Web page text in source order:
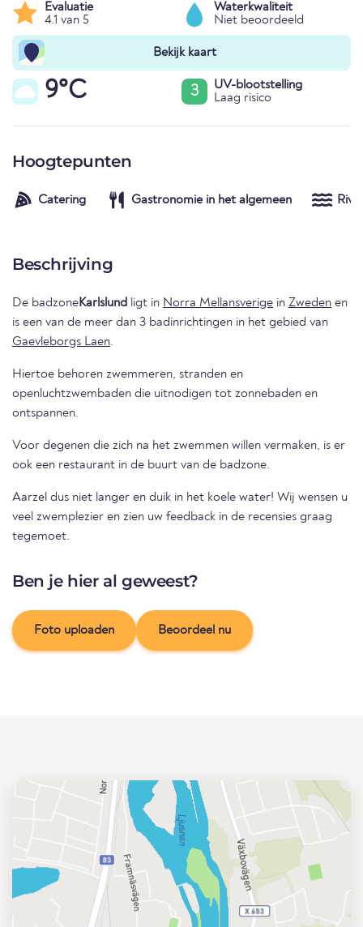
Evaluatie
4.1 van 5
Waterkwaliteit
Niet beoordeeld
Bekijk kaart
9°C 3
UV-blootstelling
Laag risico
Hoogtepunten
Catering Gastronomie in het algemeen
Beschrijving
De badzoneKarlslund ligt in Norra Mellansverige in Zweden en
is een van de meer dan 3 badinrichtingen in het gebied van
Gaevleborgs Laen.
Hiertoe behoren zwemmeren, stranden en
openluchtzwembaden die uitnodigen tot zonnebaden en
ontspannen.
Voor degenen die zich na het zwemmen willen vermaken, is er
ook een restaurant in de buurt van de badzone.
Aarzel dus niet langer en duik in het koele water! Wij wensen u
veel zwemplezier en zien uw feedback in de recensies graag
tegemoet.
Ben je hier al geweest?
Foto uploaden Beoordeel nu